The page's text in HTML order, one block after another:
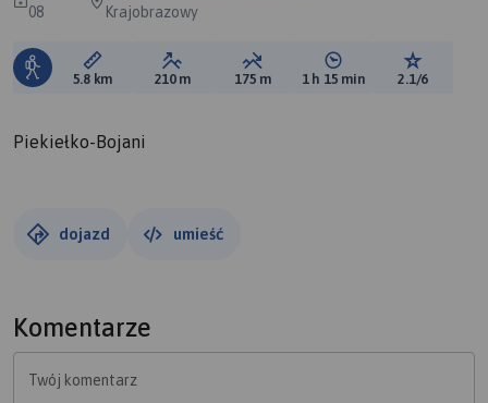
08
Krajobrazowy
Długość trasy:
5.8 km Suma przewyższeń:
210 m Suma spadków:
175 m Średni czas potrzebny
1 h 15 min Ocena
2.1/6
Piekiełko-Bojani
dojazd umieść
Komentarze
Twój komentarz